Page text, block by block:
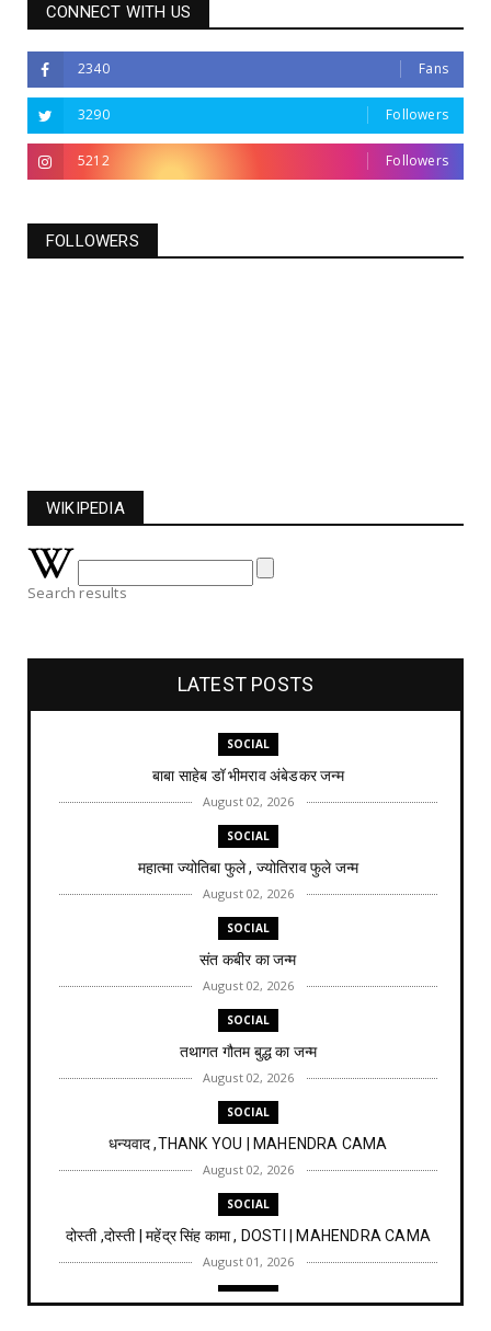
CONNECT WITH US
2340 Fans
3290 Followers
5212 Followers
FOLLOWERS
WIKIPEDIA
Search results
LATEST POSTS
SOCIAL
बाबा साहेब डॉ भीमराव अंबेडकर जन्म
August 02, 2026
SOCIAL
महात्मा ज्योतिबा फुले , ज्योतिराव फुले जन्म
August 02, 2026
SOCIAL
संत कबीर का जन्म
August 02, 2026
SOCIAL
तथागत गौतम बुद्ध का जन्म
August 02, 2026
SOCIAL
धन्यवाद ,THANK YOU | MAHENDRA CAMA
August 02, 2026
SOCIAL
दोस्ती ,दोस्ती | महेंद्र सिंह कामा , DOSTI | MAHENDRA CAMA
August 01, 2026
SOCIAL